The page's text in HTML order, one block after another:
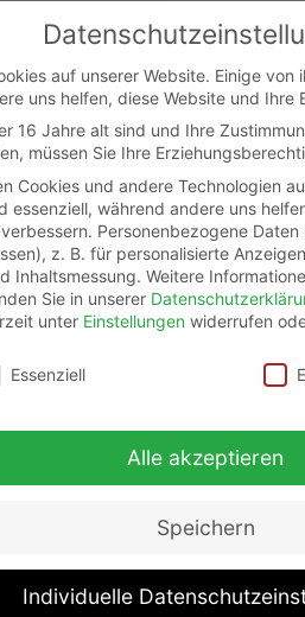
ANFRAGEN
zur CE-
auf unserer Website. Einige von
uns helfen, diese Website und Ihre
16 Jahre alt sind und Ihre
müssen Sie Ihre
Cookies und andere Technologien
essenziell, während andere uns
Personenbezogene
z. B. für personalisierte
Inhaltsmessung. Weitere
Sie in unserer
unter Einstellungen widerrufen
Essenziell
Alle akzeptieren
Speichern
Individuelle